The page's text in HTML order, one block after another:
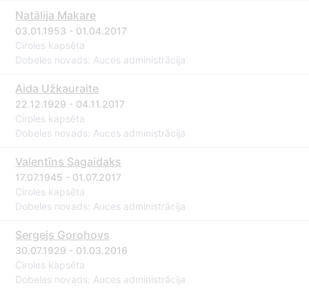
Natālija Makare
03.01.1953 - 01.04.2017
Ciroles kapsēta
Dobeles novads: Auces administrācija
Aida Užkauraite
22.12.1929 - 04.11.2017
Ciroles kapsēta
Dobeles novads: Auces administrācija
Valentīns Sagaidaks
17.07.1945 - 01.07.2017
Ciroles kapsēta
Dobeles novads: Auces administrācija
Sergejs Gorohovs
30.07.1929 - 01.03.2016
Ciroles kapsēta
Dobeles novads: Auces administrācija